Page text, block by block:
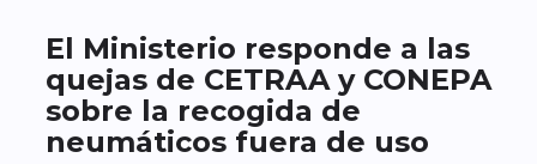
El Ministerio responde a las
quejas de CETRAA y CONEPA
sobre la recogida de
neumáticos fuera de uso